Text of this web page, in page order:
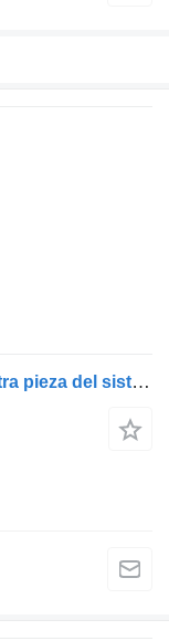
Enfriador De Aceite Y Combustible otra pieza del sistema de combustible para Scania Serie 4 (P/R 164 L)(2001) cabeza tractora